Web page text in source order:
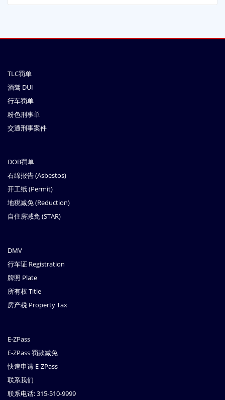
TLC罚单
酒驾 DUI
行车罚单
粉色刑事单
交通刑事案件
DOB罚单
石绵报告 (Asbestos)
开工纸 (Permit)
地税减免 (Reduction)
自住房减免 (STAR)
DMV
行车证 Registration
牌照 Plate
所有权 Title
房产税 Property Tax
E-ZPass
E-ZPass 罚款减免
快速申请 E-ZPass
联系我们
联系电话: 315-510-9999